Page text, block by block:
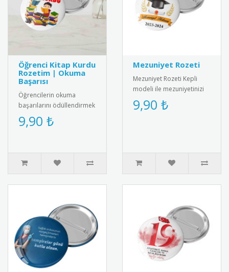
Öğrenci Kitap Kurdu
Rozetim | Okuma
Başarısı
Öğrencilerin okuma
başarılarını ödüllendirmek
için tasarlanmış şık ve
kaliteli kitap kurdu rozeti.
9,90 ₺
Mezuniyet Rozeti
Mezuniyet Rozeti Kepli
modeli ile mezuniyetinizi
taçlandırın! Şık ve anlamlı
tasarımıyla unutulmaz b..
9,90 ₺